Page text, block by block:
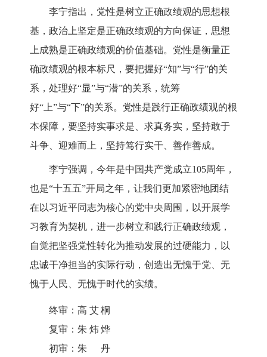
李宁指出，党性是树立正确政绩观的思想根
基，政治上坚定是正确政绩观的方向保证，思想
上成熟是正确政绩观的价值基础。党性是衡量正
确政绩观的根本标尺，要把握好“知”与“行”的关
系，处理好“显”与“潜”的关系，统筹
好“上”与“下”的关系。党性是践行正确政绩观的根
本保障，要坚持实事求是、求真务实，坚持敢于
斗争、迎难而上，坚持笃行实干、善作善成。
李宁强调，今年是中国共产党成立105周年，
也是“十五五”开局之年，让我们更加紧密地团结
在以习近平同志为核心的党中央周围，以开展学
习教育为契机，进一步树立和践行正确政绩观，
自觉把坚强党性转化为推动发展的过硬能力，以
忠诚干净担当的实际行动，创造出无愧于党、无
愧于人民、无愧于时代的实绩。
终审： 高艾桐
复审： 朱炜烨
初审： 朱丹